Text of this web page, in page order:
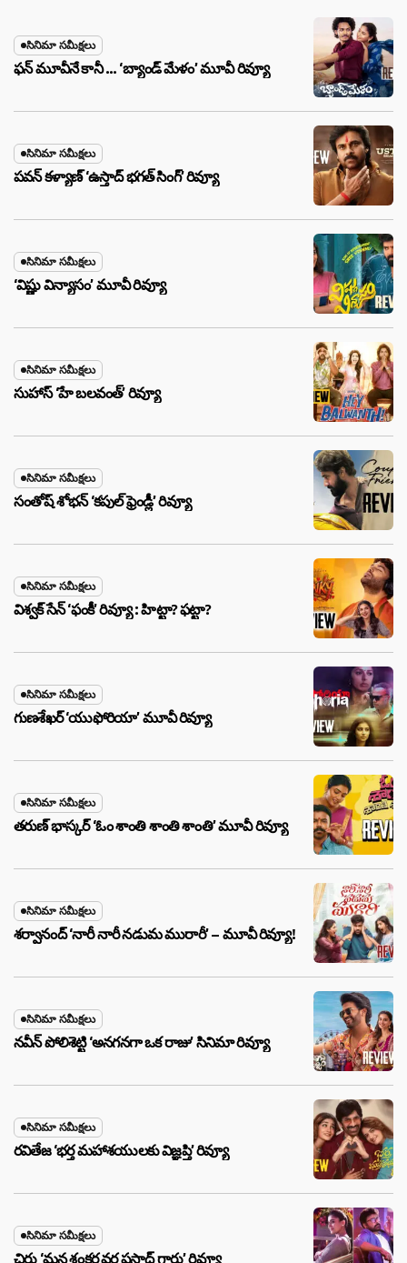
సినిమా సమీక్షలు
ఫన్ మూవీనే కానీ … ‘బ్యాండ్‌ మేళం’ మూవీ రివ్యూ
సినిమా సమీక్షలు
పవన్ కళ్యాణ్ ‘ఉస్తాద్ భ‌గ‌త్ సింగ్’ రివ్యూ
సినిమా సమీక్షలు
‘విష్ణు విన్యాసం’ మూవీ రివ్యూ
సినిమా సమీక్షలు
సుహాస్ ‘హే బలవంత్’ రివ్యూ
సినిమా సమీక్షలు
సంతోష్ శోభన్ ‘కపుల్ ఫ్రెండ్లీ’ రివ్యూ
సినిమా సమీక్షలు
విశ్వక్ సేన్ ‘ఫంకీ’ రివ్యూ : హిట్టా? ఫట్టా?
సినిమా సమీక్షలు
గుణశేఖర్ ‘యుఫోరియా’ మూవీ రివ్యూ
సినిమా సమీక్షలు
తరుణ్ భాస్కర్ ‘ఓం శాంతి శాంతి శాంతి’ మూవీ రివ్యూ
సినిమా సమీక్షలు
శర్వానంద్ ‘నారీ నారీ నడుమ మురారీ’ – మూవీ రివ్యూ!
సినిమా సమీక్షలు
నవీన్ పోలిశెట్టి ‘అనగనగా ఒక రాజు’ సినిమా రివ్యూ
సినిమా సమీక్షలు
రవితేజ ‘భర్త మహాశయులకు విజ్ఞప్తి’ రివ్యూ
సినిమా సమీక్షలు
చిరు ‘మ‌న శంక‌ర వ‌ర ప్ర‌సాద్ గారు’ రివ్యూ